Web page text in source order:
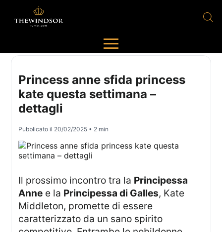
Princess anne sfida princess
kate questa settimana –
dettagli
Pubblicato il 20/02/2025 • 2 min
Il prossimo incontro tra la Principessa
Anne e la Principessa di Galles, Kate
Middleton, promette di essere
caratterizzato da un sano spirito